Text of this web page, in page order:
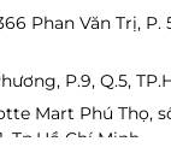
Phan Văn Trị, P.
P.9, Q.5,
Mart Phú Thọ,
Tp.Hồ Chí Minh